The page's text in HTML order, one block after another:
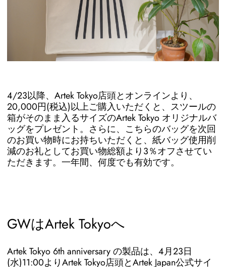
4/23以降、Artek Tokyo店頭とオンラインより、
20,000円(税込)以上ご購入いただくと、スツールの
箱がそのまま入るサイズのArtek Tokyo オリジナルバ
ッグをプレゼント。さらに、こちらのバッグを次回
のお買い物時にお持ちいただくと、紙バッグ使用削
減のお礼としてお買い物総額より3％オフさせてい
ただきます。一年間、何度でも有効です。
GWはArtek Tokyoへ
Artek Tokyo 6th anniversary の製品は、4月23日
(水)11:00よりArtek Tokyo店頭とArtek Japan公式サイ